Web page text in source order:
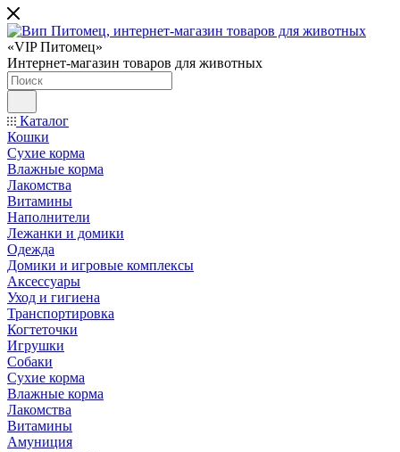
«VIP Питомец»
Интернет-магазин товаров для животных
Каталог
Кошки
Сухие корма
Влажные корма
Лакомства
Витамины
Наполнители
Лежанки и домики
Одежда
Домики и игровые комплексы
Аксессуары
Уход и гигиена
Транспортировка
Когтеточки
Игрушки
Собаки
Сухие корма
Влажные корма
Лакомства
Витамины
Амуниция